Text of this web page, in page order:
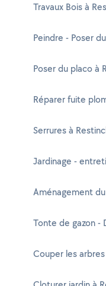
Travaux Bois à
Peindre - Poser
Poser du placo à
Réparer fuite
Serrures à
Jardinage -
Aménagement
Tonte de gazon -
Couper les